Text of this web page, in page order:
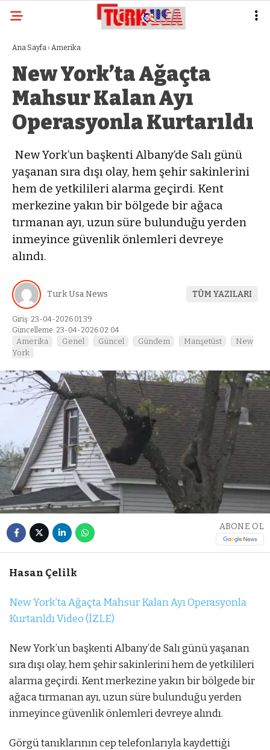
Ana Sayfa › Amerika
New York’ta Ağaçta
Mahsur Kalan Ayı
Operasyonla Kurtarıldı
New York’un başkenti Albany’de Salı günü
yaşanan sıra dışı olay, hem şehir sakinlerini
hem de yetkilileri alarma geçirdi. Kent
merkezine yakın bir bölgede bir ağaca
tırmanan ayı, uzun süre bulunduğu yerden
inmeyince güvenlik önlemleri devreye
alındı.
Turk Usa News TÜM YAZILARI
Giriş: 23-04-2026 01:39
Güncelleme: 23-04-2026 02:04
Amerika Genel Güncel Gündem Manşetüst
New
York
ABONE OL
Hasan Çelilk
New York’ta Ağaçta Mahsur Kalan Ayı Operasyonla
Kurtarıldı Video (İZLE)
New York’un başkenti Albany’de Salı günü yaşanan
sıra dışı olay, hem şehir sakinlerini hem de yetkilileri
alarma geçirdi. Kent merkezine yakın bir bölgede bir
ağaca tırmanan ayı, uzun süre bulunduğu yerden
inmeyince güvenlik önlemleri devreye alındı.
Görgü tanıklarının cep telefonlarıyla kaydettiği